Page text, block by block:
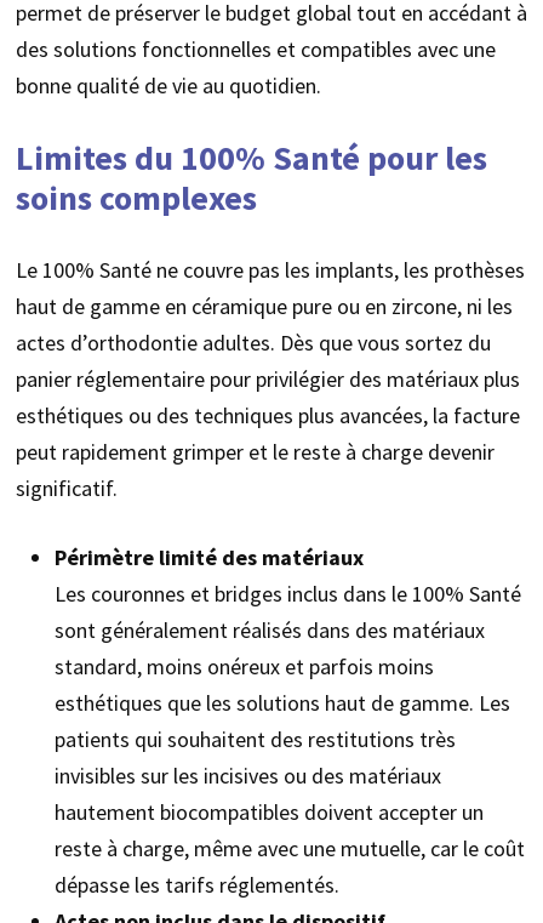
permet de préserver le budget global tout en accédant à
des solutions fonctionnelles et compatibles avec une
bonne qualité de vie au quotidien.
Limites du 100% Santé pour les
soins complexes
Le 100% Santé ne couvre pas les implants, les prothèses
haut de gamme en céramique pure ou en zircone, ni les
actes d’orthodontie adultes. Dès que vous sortez du
panier réglementaire pour privilégier des matériaux plus
esthétiques ou des techniques plus avancées, la facture
peut rapidement grimper et le reste à charge devenir
significatif.
Périmètre limité des matériaux
Les couronnes et bridges inclus dans le 100% Santé
sont généralement réalisés dans des matériaux
standard, moins onéreux et parfois moins
esthétiques que les solutions haut de gamme. Les
patients qui souhaitent des restitutions très
invisibles sur les incisives ou des matériaux
hautement biocompatibles doivent accepter un
reste à charge, même avec une mutuelle, car le coût
dépasse les tarifs réglementés.